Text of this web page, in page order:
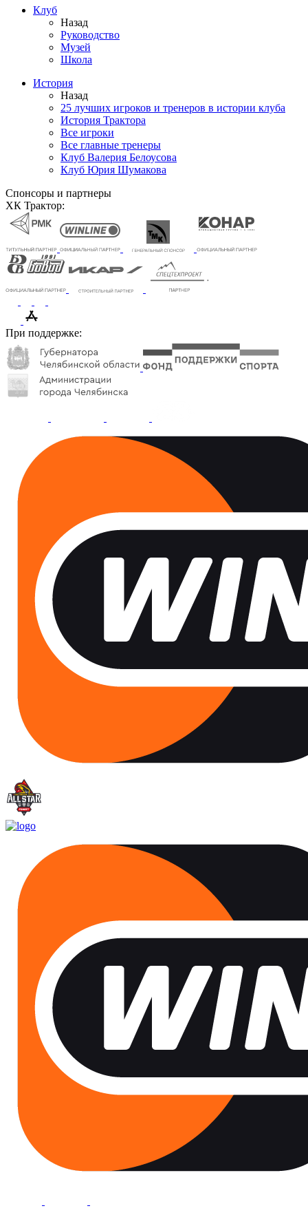
Клуб
Назад
Руководство
Музей
Школа
История
Назад
25 лучших игроков и тренеров в истории клуба
История Трактора
Все игроки
Все главные тренеры
Клуб Валерия Белоусова
Клуб Юрия Шумакова
Спонсоры и партнеры
ХК Трактор:
При поддержке: